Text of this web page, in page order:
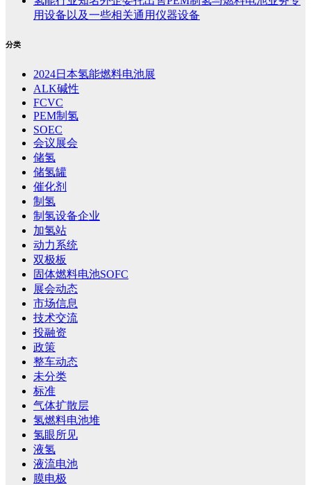
用设备以及一些相关通用仪器设备
分类
2024日本氢能燃料电池展
ALK碱性
FCVC
PEM制氢
SOEC
会议展会
储氢
储氢罐
催化剂
制氢
制氢设备企业
加氢站
动力系统
双极板
固体燃料电池SOFC
展会动态
市场信息
技术交流
投融资
政策
整车动态
未分类
标准
气体扩散层
氢燃料电池堆
氢眼所见
液氢
液流电池
膜电极